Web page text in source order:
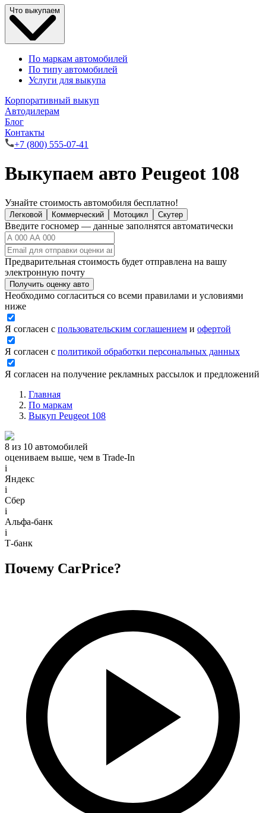
Что выкупаем
По маркам автомобилей
По типу автомобилей
Услуги для выкупа
Корпоративный выкуп
Автодилерам
Блог
Контакты
+7 (800) 555-07-41
Выкупаем авто Peugeot 108
Узнайте стоимость автомобиля бесплатно!
Легковой Коммерческий Мотоцикл Скутер
Введите госномер — данные заполнятся автоматически
Предварительная стоимость будет отправлена на вашу
электронную почту
Получить оценку авто
Необходимо согласиться со всеми правилами и условиями
ниже
Я согласен с пользовательским соглашением и офертой
Я согласен с политикой обработки персональных данных
Я согласен на получение рекламных рассылок и предложений
Главная
По маркам
Выкуп Peugeot 108
8 из 10 автомобилей
оцениваем выше, чем в Trade‑In
i
Яндекс
i
Сбер
i
Альфа-банк
i
Т-банк
Почему CarPrice?